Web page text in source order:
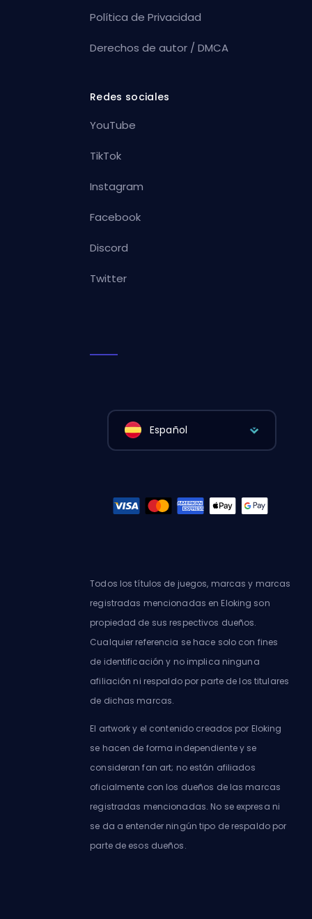
Política de Privacidad
Derechos de autor / DMCA
Redes sociales
YouTube
TikTok
Instagram
Facebook
Discord
Twitter
Español
Todos los títulos de juegos, marcas y marcas
registradas mencionadas en Eloking son
propiedad de sus respectivos dueños.
Cualquier referencia se hace solo con fines
de identificación y no implica ninguna
afiliación ni respaldo por parte de los titulares
de dichas marcas.
El artwork y el contenido creados por Eloking
se hacen de forma independiente y se
consideran fan art; no están afiliados
oficialmente con los dueños de las marcas
registradas mencionadas. No se expresa ni
se da a entender ningún tipo de respaldo por
parte de esos dueños.